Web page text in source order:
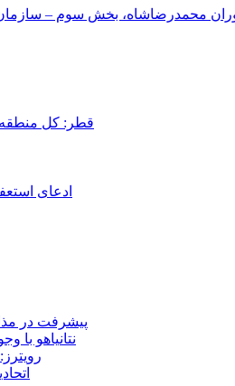
قطر: کل منطقه
ادعای استعفای ۲۸باره پزشکیان و هشدار مجتبی خامنه‌ای در روایت خرازی؛
پیشرفت در
نتانیاهو
اتحادیه اروپا ۱.۴ میلیارد یورو